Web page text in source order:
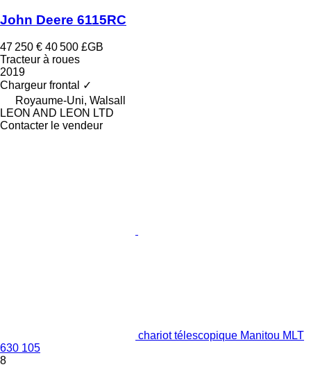
John Deere 6115RC
47 250 € 40 500 £GB
Tracteur à roues
2019
Chargeur frontal
✓
Royaume-Uni, Walsall
LEON AND LEON LTD
Contacter le vendeur
chariot télescopique Manitou MLT
630 105
8